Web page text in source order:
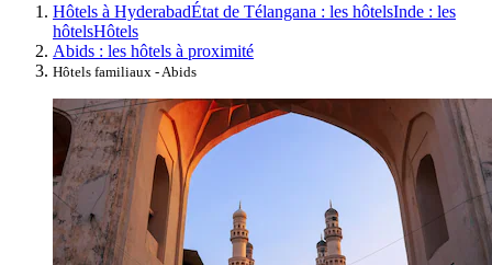
Hôtels à HyderabadÉtat de Télangana : les hôtelsInde : les
hôtelsHôtels
Abids : les hôtels à proximité
Hôtels familiaux - Abids